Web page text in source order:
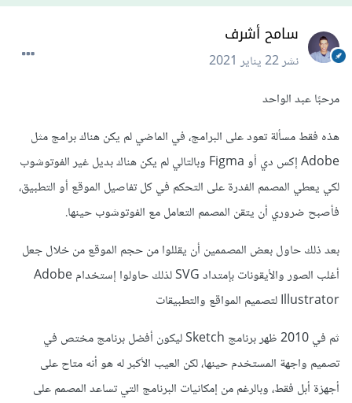
سامح أشرف
نشر22 يناير 2021
مرحبًا عبد الواحد
هذه فقط مسألة تعود على البرامج، في الماضي لم يكن هناك برامج مثل
Adobe إكس دي أو Figma وبالتالي لم يكن هناك بديل غير الفوتوشوب
لكي يعطي المصمم الفدرة على التحكم في كل تفاصيل الموقع أو التطبيق،
فأصبح ضروري أن يتقن المصمم التعامل مع الفوتوشوب حينها.
بعد ذلك حاول بعض المصممين أن يقللوا من حجم الموقع من خلال جعل
أغلب الصور والأيقونات بإمتداد SVG لذلك حاولوا إستخدام Adobe
Illustrator لتصميم المواقع والتطبيقات
ثم في 2010 ظهر برنامج Sketch ليكون أفضل برنامج مختص في
تصميم واجهة المستخدم حينها، لكن العيب الأكبر له هو أنه متاح على
أجهزة أبل فقط، وبالرغم من إمكانيات البرنامج التي تساعد المصمم على